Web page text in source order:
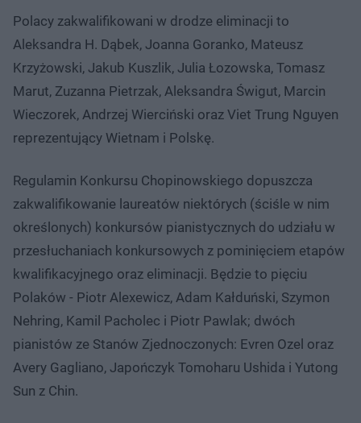
Polacy zakwalifikowani w drodze eliminacji to
Aleksandra H. Dąbek, Joanna Goranko, Mateusz
Krzyżowski, Jakub Kuszlik, Julia Łozowska, Tomasz
Marut, Zuzanna Pietrzak, Aleksandra Świgut, Marcin
Wieczorek, Andrzej Wierciński oraz Viet Trung Nguyen
reprezentujący Wietnam i Polskę.
Regulamin Konkursu Chopinowskiego dopuszcza
zakwalifikowanie laureatów niektórych (ściśle w nim
określonych) konkursów pianistycznych do udziału w
przesłuchaniach konkursowych z pominięciem etapów
kwalifikacyjnego oraz eliminacji. Będzie to pięciu
Polaków - Piotr Alexewicz, Adam Kałduński, Szymon
Nehring, Kamil Pacholec i Piotr Pawlak; dwóch
pianistów ze Stanów Zjednoczonych: Evren Ozel oraz
Avery Gagliano, Japończyk Tomoharu Ushida i Yutong
Sun z Chin.